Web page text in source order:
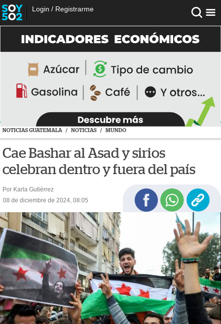
Login / Registrarme
NOTICIAS GUATEMALA / NOTICIAS / MUNDO
Cae Bashar al Asad y sirios
celebran dentro y fuera del país
Por Karla Gutiérrez
08 de diciembre de 2024, 08:05